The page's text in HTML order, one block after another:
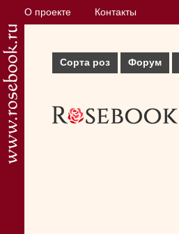
О проекте Контакты
Сорта роз Форум